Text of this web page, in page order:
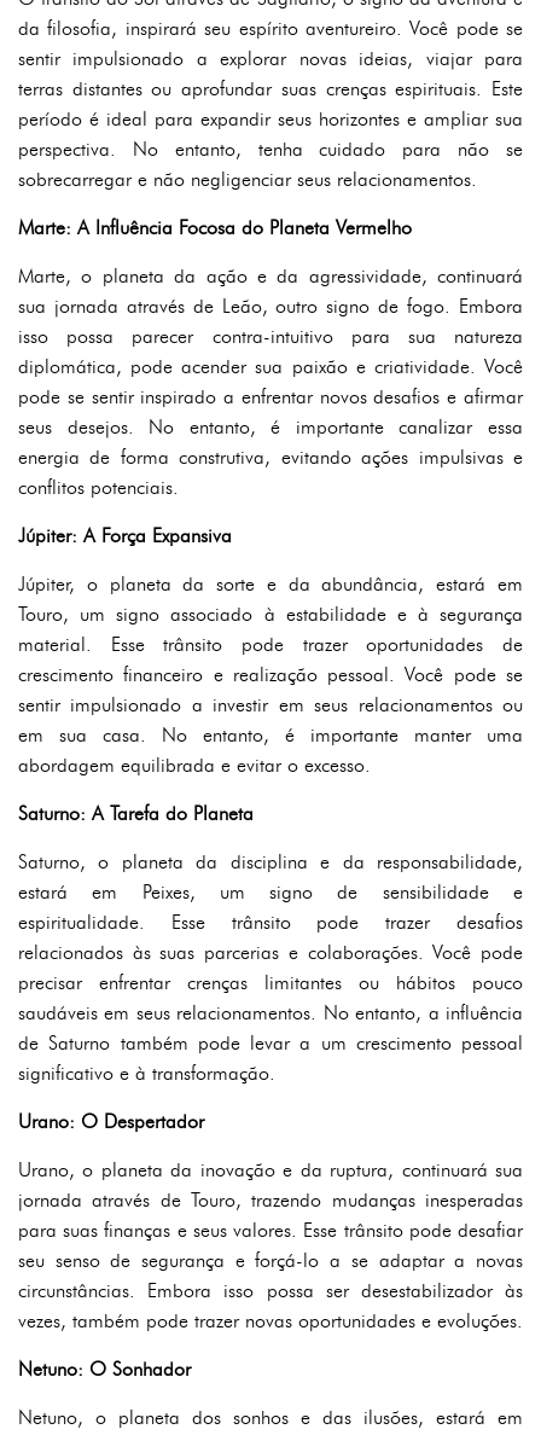
da filosofia, inspirará seu espírito aventureiro. Você pode se
sentir impulsionado a explorar novas ideias, viajar para
terras distantes ou aprofundar suas crenças espirituais. Este
período é ideal para expandir seus horizontes e ampliar sua
perspectiva. No entanto, tenha cuidado para não se
sobrecarregar e não negligenciar seus relacionamentos.
Marte: A Influência Focosa do Planeta Vermelho
Marte, o planeta da ação e da agressividade, continuará
sua jornada através de Leão, outro signo de fogo. Embora
isso possa parecer contra-intuitivo para sua natureza
diplomática, pode acender sua paixão e criatividade. Você
pode se sentir inspirado a enfrentar novos desafios e afirmar
seus desejos. No entanto, é importante canalizar essa
energia de forma construtiva, evitando ações impulsivas e
conflitos potenciais.
Júpiter: A Força Expansiva
Júpiter, o planeta da sorte e da abundância, estará em
Touro, um signo associado à estabilidade e à segurança
material. Esse trânsito pode trazer oportunidades de
crescimento financeiro e realização pessoal. Você pode se
sentir impulsionado a investir em seus relacionamentos ou
em sua casa. No entanto, é importante manter uma
abordagem equilibrada e evitar o excesso.
Saturno: A Tarefa do Planeta
Saturno, o planeta da disciplina e da responsabilidade,
estará em Peixes, um signo de sensibilidade e
espiritualidade. Esse trânsito pode trazer desafios
relacionados às suas parcerias e colaborações. Você pode
precisar enfrentar crenças limitantes ou hábitos pouco
saudáveis em seus relacionamentos. No entanto, a influência
de Saturno também pode levar a um crescimento pessoal
significativo e à transformação.
Urano: O Despertador
Urano, o planeta da inovação e da ruptura, continuará sua
jornada através de Touro, trazendo mudanças inesperadas
para suas finanças e seus valores. Esse trânsito pode desafiar
seu senso de segurança e forçá-lo a se adaptar a novas
circunstâncias. Embora isso possa ser desestabilizador às
vezes, também pode trazer novas oportunidades e evoluções.
Netuno: O Sonhador
Netuno, o planeta dos sonhos e das ilusões, estará em